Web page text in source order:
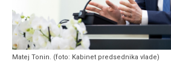
Matej Tonin. (foto: Kabinet predsednika vlade)